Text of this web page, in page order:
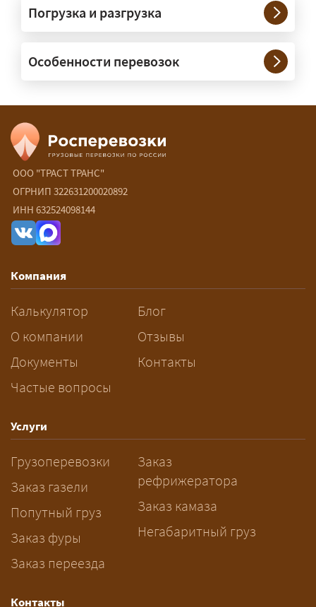
сопровождение?
организуем. Потребность в машинах
прикрытия зависит от габаритов
груза и маршрута; это определяется
Сколько стоит перевозка
негабарита?
— От 90 ₽/км. Точная стоимость
рассчитывается индивидуально:
влияют габариты и вес груза,
разрешений и машин
сопровождения.
За сколько дней заказывать
перевозку негабарита?
— Заранее: только оформление
рабочих дней. Оставьте заявку
заблаговременно — логист
рассчитает маршрут и запустит
подготовку документов.
Погрузка и разгрузка
Особенности перевозок
ООО "ТРАСТ ТРАНС"
ОГРНИП 322631200020892
ИНН 632524098144
Компания
Калькулятор
О компании
Документы
Частые вопросы
Блог
Отзывы
Контакты
Услуги
Грузоперевозки
Заказ газели
Попутный груз
Заказ фуры
Заказ переезда
Заказ
рефрижератора
Заказ камаза
Негабаритный груз
Контакты